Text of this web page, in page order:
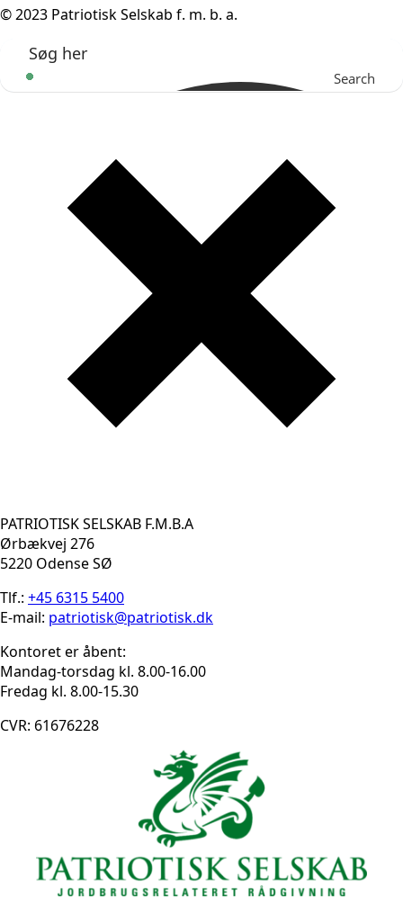
© 2023 Patriotisk Selskab f. m. b. a.
Search
PATRIOTISK SELSKAB F.M.B.A
Ørbækvej 276
5220 Odense SØ
Tlf.: +45 6315 5400
E-mail: patriotisk@patriotisk.dk
Kontoret er åbent:
Mandag-torsdag kl. 8.00-16.00
Fredag kl. 8.00-15.30
CVR: 61676228